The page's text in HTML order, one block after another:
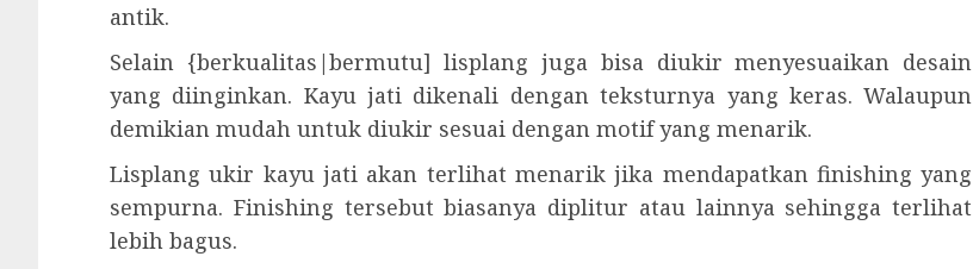
antik.
Selain {berkualitas|bermutu] lisplang juga bisa diukir menyesuaikan desain
yang diinginkan. Kayu jati dikenali dengan teksturnya yang keras. Walaupun
demikian mudah untuk diukir sesuai dengan motif yang menarik.
Lisplang ukir kayu jati akan terlihat menarik jika mendapatkan finishing yang
sempurna. Finishing tersebut biasanya diplitur atau lainnya sehingga terlihat
lebih bagus.